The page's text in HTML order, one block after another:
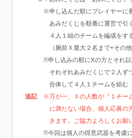
※申し込んだ順にプレイヤーに番
あみだくじを順番に運営で引く
４人１組のチームを編成をす
（腕前Ｘ最大２名まで+その他の
※申し込みの順にXの方とそれ以外
それぞれあみだくじで２人ずつ
合体して４人１チームを組む
追記※万が一、Ｘの人数が『１チー
に満たない場合、個人応募の方
きます。ご協力よろしくお願い
※今回は個人の得意武器を考慮に